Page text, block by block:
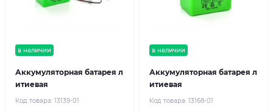
в наличии
Аккумуляторная батарея л
итиевая
Код товара: 13139-01
в наличии
Аккумуляторная батарея л
итиевая
Код товара: 13168-01